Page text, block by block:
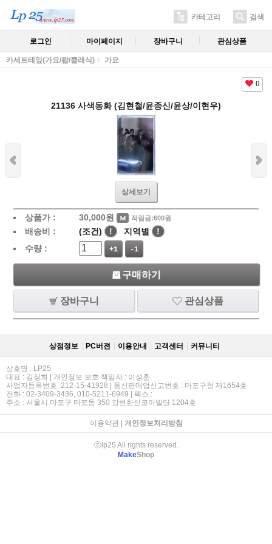
카테고리 검색
로그인 마이페이지 장바구니 관심상품
카세트테잎(가요/팝/클래식) 가요
0
21136 사색동화 (김현철/윤종신/윤상/이현우)
상세보기
상품가 : 30,000원 적립금:600원
배송비 : (조건) ! 지역별
!
수량 :
+1 -1
구매하기
장바구니 관심상품
상점정보 PC버젼 이용안내 고객센터 커뮤니티
상호명 : LP25
대표 : 김정희 | 개인정보 보호 책임자 : 이성훈
사업자등록번호 :212-15-41928 | 통신판매업신고번호 : 마포구청 제1654호
전화 : 02-3409-3436, 010-5211-6949 | 팩스 :
주소 : 서울시 마포구 마포동 350 강변한신코아빌딩 1204호
이용약관| 개인정보처리방침
ⓒlp25 All rights reserved.
MakeShop